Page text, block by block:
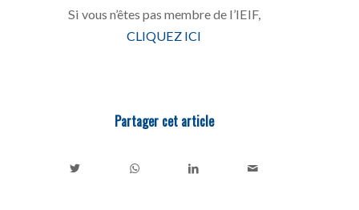
Si vous n’êtes pas membre de l’IEIF,
CLIQUEZ ICI
Partager cet article